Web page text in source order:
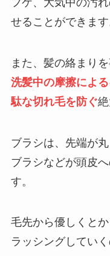
せることができます
また、髪の絡まり
洗髪中の摩擦によ
駄な切れ毛を防ぐ
ブラシは、先端が
ブラシなどが頭皮
す。
毛先から優しくと
ラッシングしていく